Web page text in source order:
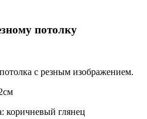
потолку
с резным изображением.
коричневый глянец